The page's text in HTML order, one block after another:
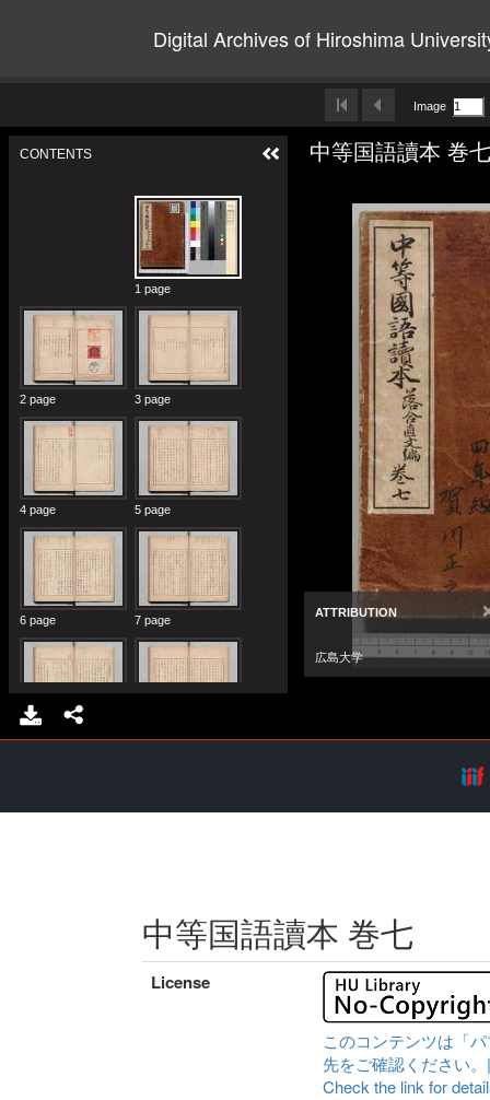
Digital Archives of Hiroshima
中等国語讀本 巻七
License
このコンテンツは「
先をご確認ください
Check the link for